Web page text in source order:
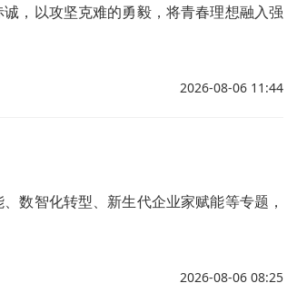
，以攻坚克难的勇毅，将青春理想融入强
2026-08-06 11:44
数智化转型、新生代企业家赋能等专题，
2026-08-06 08:25